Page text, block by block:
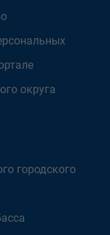
округа
городского